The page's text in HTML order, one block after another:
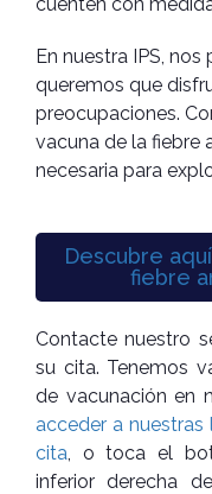
En nuestra IPS,
queremos que
preocupaciones.
vacuna de la fiebre
necesaria para
Descubre
fiebre
Contacte nuestro
su cita. Tenemos
de vacunación en
acceder a
cita , o toca el
inferior derecha